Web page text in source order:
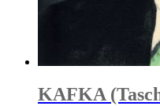
KAFKA